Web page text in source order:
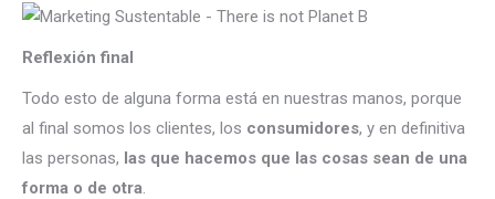
Reflexión final
Todo esto de alguna forma está en nuestras manos, porque
al final somos los clientes, los consumidores, y en definitiva
las personas, las que hacemos que las cosas sean de una
forma o de otra.